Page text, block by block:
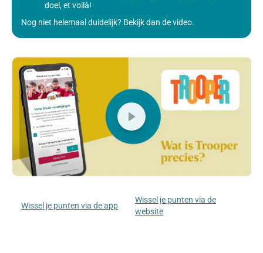
doel, et voilà!
Nog niet helemaal duidelijk? Bekijk dan de video.
Wissel je punten via de app
Wissel je punten via de
website